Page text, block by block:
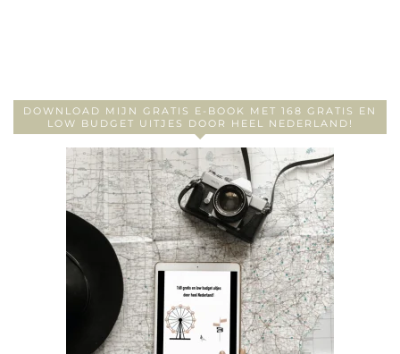
DOWNLOAD MIJN GRATIS E-BOOK MET 168 GRATIS EN
LOW BUDGET UITJES DOOR HEEL NEDERLAND!